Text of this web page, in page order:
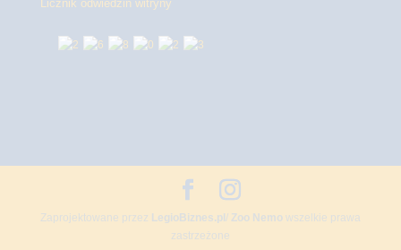
Licznik odwiedzin witryny
Zaprojektowane przez LegioBiznes.pl/ Zoo Nemowszelkie prawa
zastrzeżone